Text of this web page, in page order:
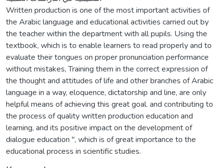
Written production is one of the most important activities of
the Arabic language and educational activities carried out by
the teacher within the department with all pupils. Using the
textbook, which is to enable learners to read properly and to
evaluate their tongues on proper pronunciation performance
without mistakes, Training them in the correct expression of
the thought and attitudes of life and other branches of Arabic
language in a way, eloquence, dictatorship and line, are only
helpful means of achieving this great goal. and contributing to
the process of quality written production education and
learning, and its positive impact on the development of
dialogue education ", which is of great importance to the
educational process in scientific studies.